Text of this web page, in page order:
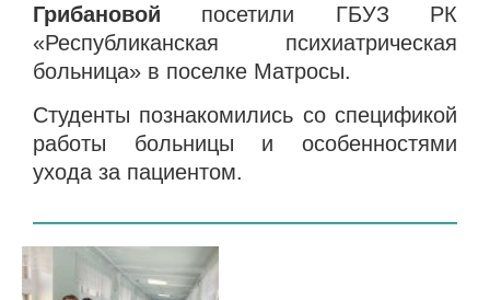
Грибановой посетили ГБУЗ РК
«Республиканская психиатрическая
больница» в поселке Матросы.
Студенты познакомились со спецификой
работы больницы и особенностями
ухода за пациентом.